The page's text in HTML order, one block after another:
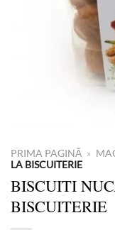
PRIMA PAGINĂ »
LA BISCUITERIE
BISCUITI
BISCUITERIE